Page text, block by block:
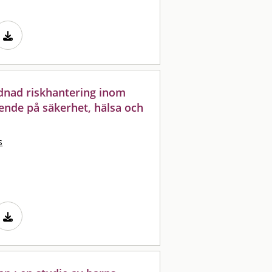
riskhantering inom
på säkerhet, hälsa och